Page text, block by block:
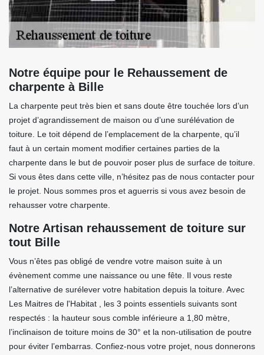
Notre équipe pour le Rehaussement de
charpente à Bille
La charpente peut très bien et sans doute être touchée lors d’un
projet d’agrandissement de maison ou d’une surélévation de
toiture. Le toit dépend de l’emplacement de la charpente, qu’il
faut à un certain moment modifier certaines parties de la
charpente dans le but de pouvoir poser plus de surface de toiture.
Si vous êtes dans cette ville, n’hésitez pas de nous contacter pour
le projet. Nous sommes pros et aguerris si vous avez besoin de
rehausser votre charpente.
Notre Artisan rehaussement de toiture sur
tout Bille
Vous n’êtes pas obligé de vendre votre maison suite à un
évènement comme une naissance ou une fête. Il vous reste
l’alternative de surélever votre habitation depuis la toiture. Avec
Les Maitres de l'Habitat , les 3 points essentiels suivants sont
respectés : la hauteur sous comble inférieure a 1,80 mètre,
l’inclinaison de toiture moins de 30° et la non-utilisation de poutre
pour éviter l’embarras. Confiez-nous votre projet, nous donnerons